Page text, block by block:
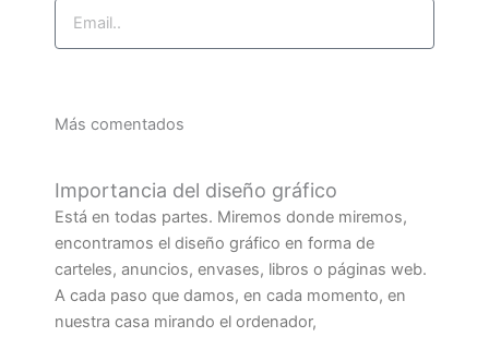
Más comentados
Importancia del diseño gráfico
Está en todas partes. Miremos donde miremos,
encontramos el diseño gráfico en forma de
carteles, anuncios, envases, libros o páginas web.
A cada paso que damos, en cada momento, en
nuestra casa mirando el ordenador,